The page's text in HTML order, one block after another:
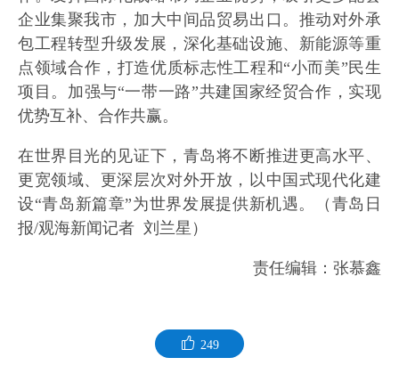
企业集聚我市，加大中间品贸易出口。推动对外承
包工程转型升级发展，深化基础设施、新能源等重
点领域合作，打造优质标志性工程和“小而美”民生
项目。加强与“一带一路”共建国家经贸合作，实现
优势互补、合作共赢。
在世界目光的见证下，青岛将不断推进更高水平、
更宽领域、更深层次对外开放，以中国式现代化建
设“青岛新篇章”为世界发展提供新机遇。（青岛日
报/观海新闻记者 刘兰星）
责任编辑：张慕鑫
249